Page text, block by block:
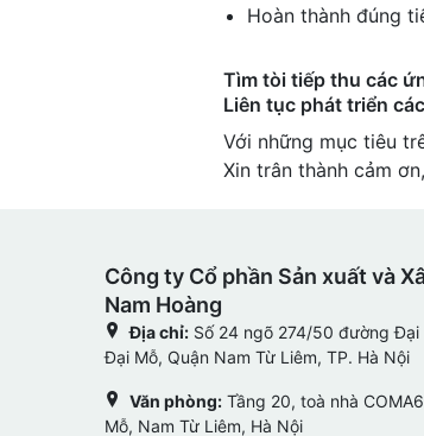
Hoàn thành đúng
Tìm tòi tiếp thu các
Liên tục phát triển
Với những mục tiêu
Xin trân thành cảm
Công ty Cổ phần Sản xuất và
Nam Hoàng
Địa chỉ: Số 24 ngõ 274/50 đường Đại
Đại Mỗ, Quận Nam Từ Liêm, TP. Hà Nội
Văn phòng: Tầng 20, toà nhà
Mỗ, Nam Từ Liêm, Hà Nội